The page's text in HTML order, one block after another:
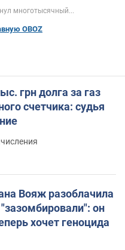
многотысячный...
OBOZ
грн долга за газ
счетчика: судья
Вояж разоблачила
"зазомбировали": он
хочет геноцида